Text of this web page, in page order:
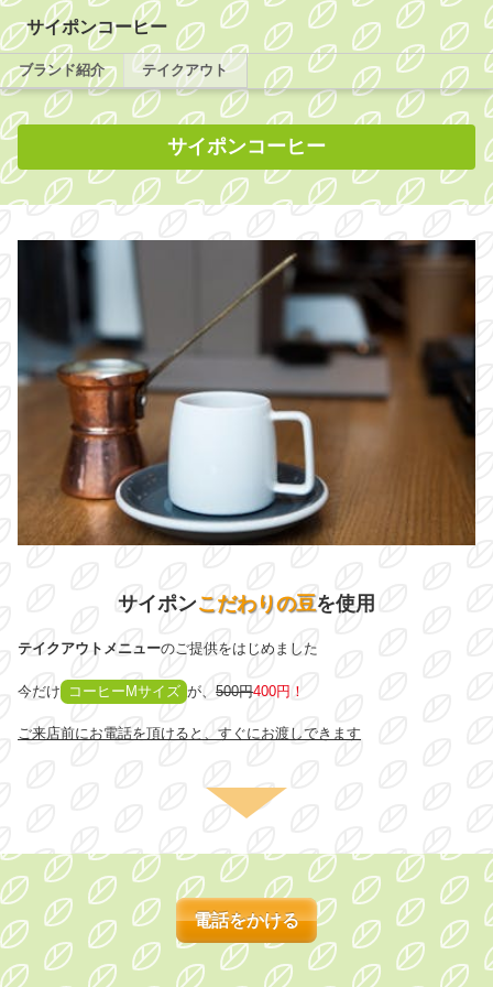
サイポンコーヒー
ブランド紹介 テイクアウト
サイポンコーヒー
サイポンこだわりの豆を使用
テイクアウトメニューのご提供をはじめました
今だけ コーヒーMサイズ が、500円400円！
ご来店前にお電話を頂けると、すぐにお渡しできます
電話をかける